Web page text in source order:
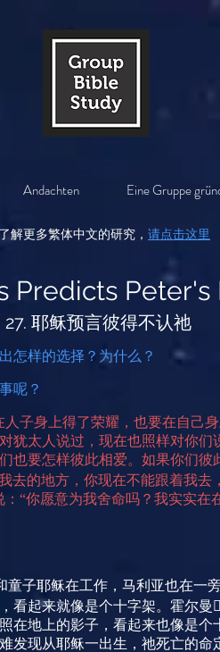
Andachten Eine Gruppe
解更多繁体中文的研究， 请点击这里
Predicts Peter's
27. 耶稣预言彼得不认祂
怎样的选择？为什么？
呢？
子身上得了荣耀，也要在自己
犹太人说过，现在也照样对你们
也要怎样彼此相爱。如果你们
去的地方，你现在不能跟着我
“你愿意为我舍命吗？我实实
子耶稣在工作，马利亚也在一
看起来就像是个十字架。霍尔
在地上的影子，看起来也像是
现从耶稣一出生，祂死亡的命